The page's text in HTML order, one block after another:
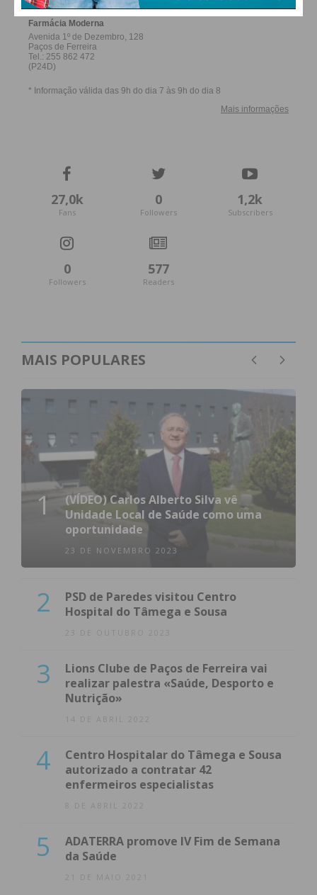
27,0k
Fans
0
Followers
1,2k
Subscribers
0
Followers
577
Readers
MAIS POPULARES
1
(VÍDEO) Carlos Alberto Silva vê
Unidade Local de Saúde como uma
oportunidade
23 DE NOVEMBRO 2023
2
PSD de Paredes visitou Centro
Hospital do Tâmega e Sousa
23 DE OUTUBRO 2023
3
Lions Clube de Paços de Ferreira vai
realizar palestra «Saúde, Desporto e
Nutrição»
14 DE ABRIL 2022
4
Centro Hospitalar do Tâmega e Sousa
autorizado a contratar 42
enfermeiros especialistas
8 DE ABRIL 2022
5
ADATERRA promove IV Fim de Semana
da Saúde
21 DE MAIO 2021